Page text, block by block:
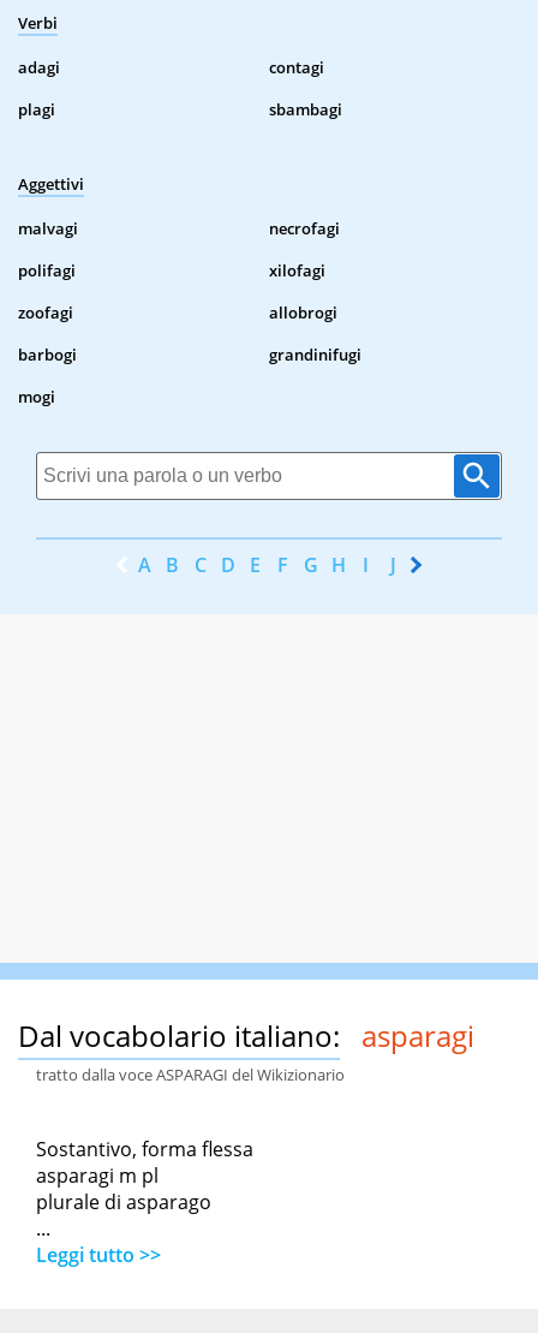
Verbi
adagi
contagi
plagi
sbambagi
Aggettivi
malvagi
necrofagi
polifagi
xilofagi
zoofagi
allobrogi
barbogi
grandinifugi
mogi
A B C D E F G H I J K
Dal vocabolario italiano: asparagi
tratto dalla voce ASPARAGI del Wikizionario
Sostantivo, forma flessa
asparagi m pl
plurale di asparago
...
Leggi tutto >>